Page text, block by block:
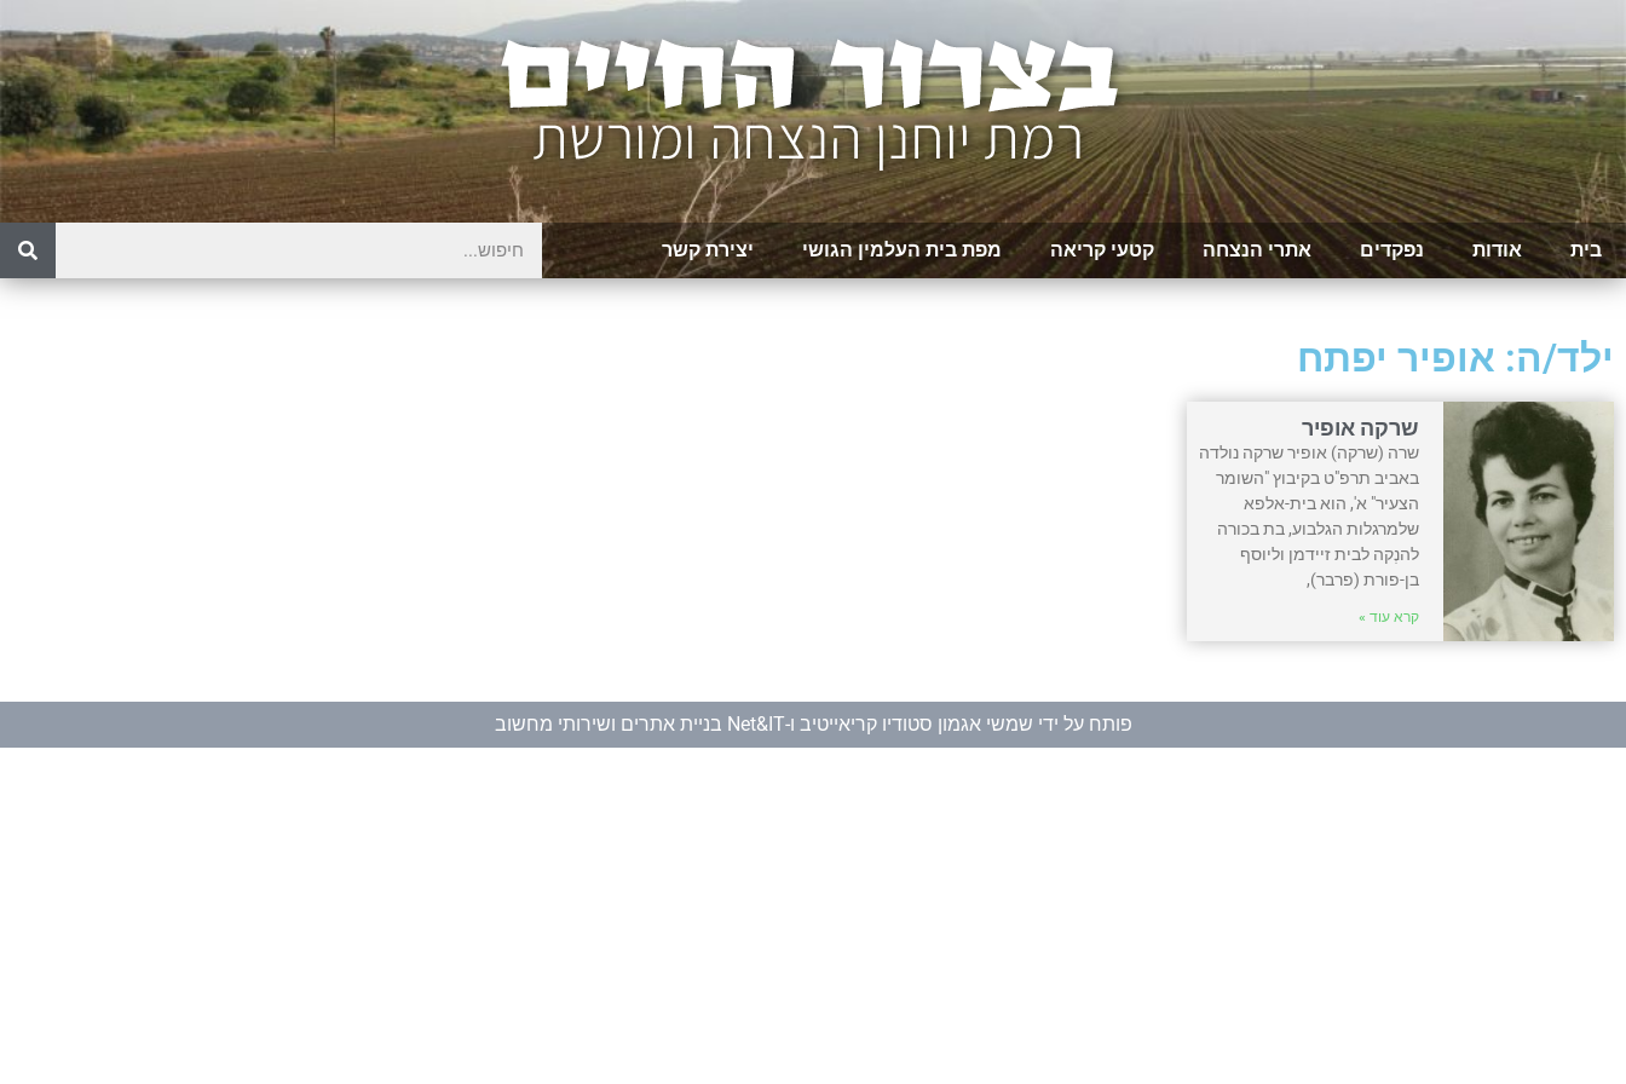
בית אודות נפקדים אתרי הנצחה קטעי קריאה מפת בית העלמין הגושי יצירת קשר
ילד/ה: אופיר יפתח
שרקה אופיר
שרה (שרקה) אופיר שרקה נולדה
באביב תרפ"ט בקיבוץ "השומר
הצעיר" א', הוא בית-אלפא
שלמרגלות הגלבוע, בת בכורה
להנְקה לבית זיידמן וליוסף
בן-פורת (פרבר),
קרא עוד »
פותח על ידי שמשי אגמון סטודיו קריאייטיב ו-Net&IT בניית אתרים ושירותי מחשוב